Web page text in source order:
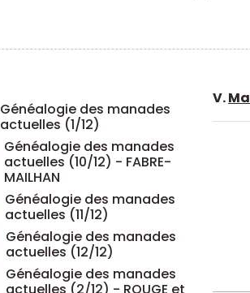
Généalogie des manades
actuelles (1/12)
Généalogie des manades
actuelles (10/12) - FABRE-
MAILHAN
Généalogie des manades
actuelles (11/12)
Généalogie des manades
actuelles (12/12)
Généalogie des manades
V.